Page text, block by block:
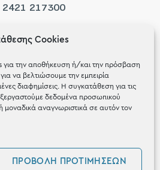
Cookies
για την αποθήκευση ή/και την πρόσβαση
να βελτιώσουμε την εμπειρία
διαφημίσεις. Η συγκατάθεση για τις
δεδομένα προσωπικού
αναγνωριστικά σε αυτόν τον
ΠΡΟΒΟΛΉ ΠΡΟΤΙΜΉΣΕΩΝ
2421 217300
Τριτ / Πεμ / Παρ: 09:00 -
21:00